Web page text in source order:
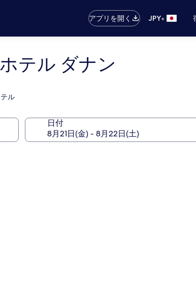
アプリを開く JPY•
テル ダナン
ル
日付